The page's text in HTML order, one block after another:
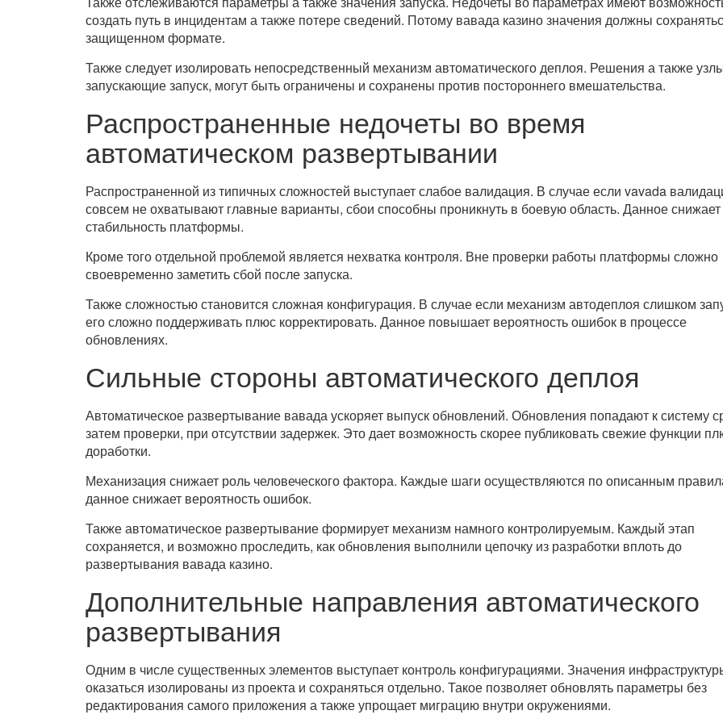
создать путь в инцидентам а также потере сведений. Потому вавада казино значения должны
защищенном формате.
Также следует изолировать непосредственный механизм автоматического деплоя. Решения а также
запускающие запуск, могут быть ограничены и сохранены против постороннего вмешательства.
Распространенные недочеты во время
автоматическом развертывании
Распространенной из типичных сложностей выступает слабое валидация. В случае если vavada
совсем не охватывают главные варианты, сбои способны проникнуть в боевую область. Данное снижает
стабильность платформы.
Кроме того отдельной проблемой является нехватка контроля. Вне проверки работы платформы сложно
своевременно заметить сбой после запуска.
Также сложностью становится сложная конфигурация. В случае если механизм автодеплоя слишком
его сложно поддерживать плюс корректировать. Данное повышает вероятность ошибок в процессе
обновлениях.
Сильные стороны автоматического деплоя
Автоматическое развертывание вавада ускоряет выпуск обновлений. Обновления попадают к систему
затем проверки, при отсутствии задержек. Это дает возможность скорее публиковать свежие функции
доработки.
Механизация снижает роль человеческого фактора. Каждые шаги осуществляются по описанным
данное снижает вероятность ошибок.
Также автоматическое развертывание формирует механизм намного контролируемым. Каждый этап
сохраняется, и возможно проследить, как обновления выполнили цепочку из разработки вплоть до
развертывания вавада казино.
Дополнительные направления автоматического
развертывания
Одним в числе существенных элементов выступает контроль конфигурациями. Значения
оказаться изолированы из проекта и сохраняться отдельно. Такое позволяет обновлять параметры без
редактирования самого приложения а также упрощает миграцию внутри окружениями.